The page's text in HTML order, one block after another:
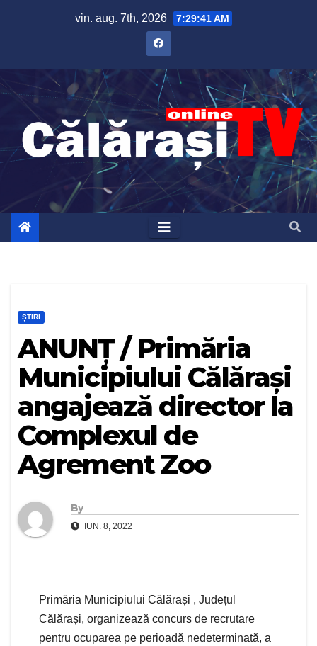
vin. aug. 7th, 2026 7:29:42 AM
ȘTIRI
ANUNȚ / Primăria
Municipiului Călărași
angajează director la
Complexul de
Agrement Zoo
By
IUN. 8, 2022
Primăria Municipiului Călărași , Județul
Călărași, organizează concurs de recrutare
pentru ocuparea pe perioadă nedeterminată, a